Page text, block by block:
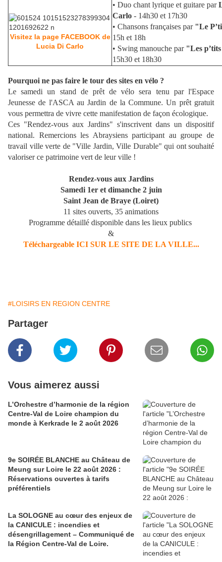
Visitez la page FACEBOOK de
Lucia Di Carlo
• Duo chant lyrique et guitare par
Carlo - 14h30 et 17h30
• Chansons françaises par "Le
15h et 18h
• Swing manouche par "Les
15h30 et 18h30
Pourquoi ne pas faire le tour des sites en vélo ?
Le samedi un stand de prêt de vélo sera tenu par l'Espace
Jeunesse de l'ASCA au Jardin de la Commune. Un prêt gratuit
vous permettra de vivre cette manifestation de façon écologique.
Ces "Rendez-vous aux Jardins" s'inscrivent dans un dispositif
national. Remercions les Abraysiens participant au groupe de
travail ville verte de "Ville Jardin, Ville Durable" qui ont souhaité
valoriser ce patrimoine vert de leur ville !
Rendez-vous aux Jardins
Samedi 1er et dimanche 2 juin
Saint Jean de Braye (Loiret)
11 sites ouverts, 35 animations
Programme détaillé disponible dans les lieux publics
&
Téléchargeable ICI SUR LE SITE DE LA VILLE...
#LOISIRS EN REGION CENTRE
Partager
Vous aimerez aussi
L’Orchestre d’harmonie de la région
Centre-Val de Loire champion du
monde à Kerkrade le 2 août 2026
9e SOIRÉE BLANCHE au Château de
Meung sur Loire le 22 août 2026 :
Réservations ouvertes à tarifs
préférentiels
La SOLOGNE au cœur des enjeux de
la CANICULE : incendies et
désengrillagement – Communiqué de
la Région Centre-Val de Loire.